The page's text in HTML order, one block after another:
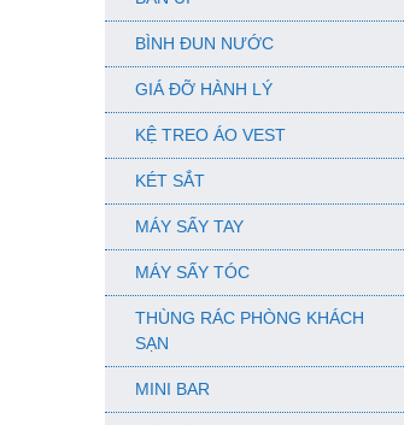
BÌNH ĐUN NƯỚC
GIÁ ĐỠ HÀNH LÝ
KỆ TREO ÁO VEST
KÉT SẮT
MÁY SẤY TAY
MÁY SẤY TÓC
THÙNG RÁC PHÒNG KHÁCH
SẠN
MINI BAR